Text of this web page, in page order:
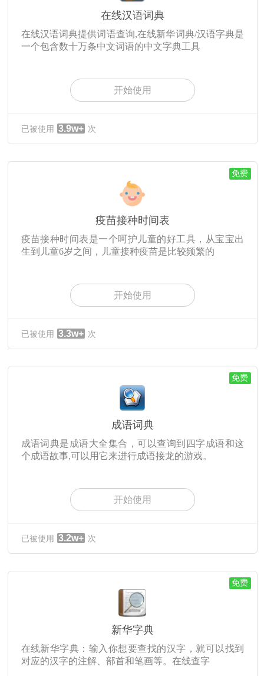
在线汉语词典
在线汉语词典提供词语查询,在线新华词典/汉语字典是
一个包含数十万条中文词语的中文字典工具
开始使用
已被使用 3.9w+ 次
免费
疫苗接种时间表
疫苗接种时间表是一个呵护儿童的好工具，从宝宝出
生到儿童6岁之间，儿童接种疫苗是比较频繁的
开始使用
已被使用 3.3w+ 次
免费
成语词典
成语词典是成语大全集合，可以查询到四字成语和这
个成语故事,可以用它来进行成语接龙的游戏。
开始使用
已被使用 3.2w+ 次
免费
新华字典
在线新华字典：输入你想要查找的汉字，就可以找到
对应的汉字的注解、部首和笔画等。在线查字